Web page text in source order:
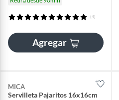
(4)
Agregar
MICA
Servilleta Pajaritos 16x16cm